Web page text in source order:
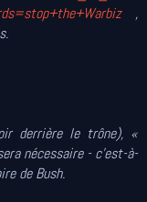
,
derrière le trône), «
nécessaire - c’est-à-
de Bush.